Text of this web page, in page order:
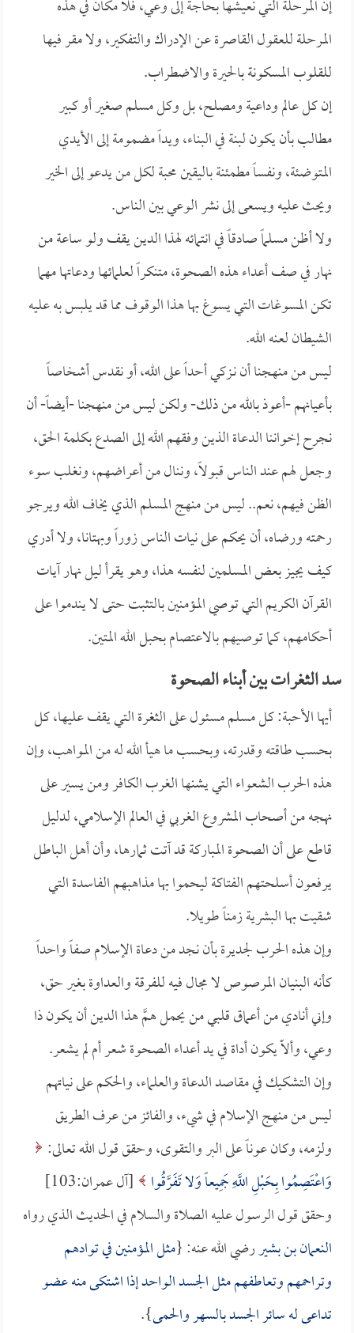
إن المرحلة التي نعيشها بحاجة إلى وعي، فلا مكان في هذه
المرحلة للعقول القاصرة عن الإدراك والتفكير، ولا مقر فيها
للقلوب المسكونة بالحيرة والاضطراب.
إن كل عالم وداعية ومصلح، بل وكل مسلم صغير أو كبير
مطالب بأن يكون لبنة في البناء، ويداً مضمومة إلى الأيدي
المتوضئة، ونفساً مطمئنة باليقين محبة لكل من يدعو إلى الخير
ويحث عليه ويسعى إلى نشر الوعي بين الناس.
ولا أظن مسلماً صادقاً في انتمائه لهذا الدين يقف ولو ساعة من
نهار في صف أعداء هذه الصحوة، متنكراً لعلمائها ودعاتها مهما
تكن المسوغات التي يسوغ بها هذا الوقوف مما قد يلبس به عليه
الشيطان لعنه الله.
ليس من منهجنا أن نـزكي أحداً على الله، أو نقدس أشخاصاً
بأعيانهم -أعوذ بالله من ذلك- ولكن ليس من منهجنا -أيضاً- أن
نجرح إخواننا الدعاة الذين وفقهم الله إلى الصدع بكلمة الحق،
وجعل لهم عند الناس قبولاً، وننال من أعراضهم، ونغلب سوء
الظن فيهم، نعم.. ليس من منهج المسلم الذي يخاف الله ويرجو
رحمته ورضاه، أن يحكم على نيات الناس زوراً وبهتانا، ولا أدري
كيف يجيز بعض المسلمين لنفسه هذا، وهو يقرأ ليل نهار آيات
القرآن الكريم التي توصي المؤمنين بالتثبت حتى لا يندموا على
أحكامهم، كما توصيهم بالاعتصام بحبل الله المتين.
سد الثغرات بين أبناء الصحوة
أيها الأحبة: كل مسلم مسئول على الثغرة التي يقف عليها، كل
بحسب طاقته وقدرته، وبحسب ما هيأ الله له من المواهب، وإن
هذه الحرب الشعواء التي يشنها الغرب الكافر ومن يسير على
نهجه من أصحاب المشروع الغربي في العالم الإسلامي، لدليل
قاطع على أن الصحوة المباركة قد آتت ثمارها، وأن أهل الباطل
يرفعون أسلحتهم الفتاكة ليحموا بها مذاهبهم الفاسدة التي
شقيت بها البشرية زمناً طويلا.
وإن هذه الحرب لجديرة بأن نجد من دعاة الإسلام صفاً واحداً
كأنه البنيان المرصوص لا مجال فيه للفرقة والعداوة بغير حق،
وإني أنادي من أعماق قلبي من يحمل همَّ هذا الدين أن يكون ذا
وعي، وألاّ يكون أداة في يد أعداء الصحوة شعر أم لم يشعر.
وإن التشكيك في مقاصد الدعاة والعلماء، والحكم على نياتهم
ليس من منهج الإسلام في شيء، والفائز من عرف الطريق
ولزمه، وكان عوناً على البر والتقوى، وحقق قول الله تعالى:
وَاعْتَصِمُوا بِحَبْلِ اللَّهِ جَمِيعاً وَلا تَفَرَّقُوا
[آل عمران:103]
وحقق قول الرسول عليه الصلاة والسلام في الحديث الذي رواه
النعمان بن بشيررضي الله عنه: {مثل المؤمنين في توادهم
وتراحمهم وتعاطفهم مثل الجسد الواحد إذا اشتكى منه عضو
تداعى له سائر الجسد بالسهر والحمى}.